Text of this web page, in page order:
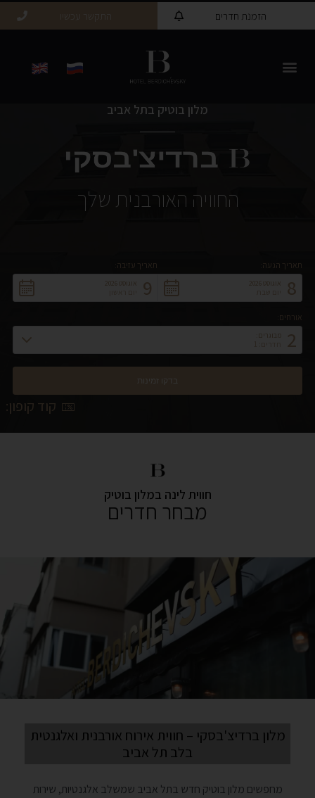
הזמנת חדרים התקשר עכשיו
מלון בוטיק בתל אביב
החוויה האורבנית שלך
תאריך הגעה:
8 אוגוסט 2026
תאריך עזיבה:
9 אוגוסט 2026
אורחים:
2 מבוגרים:
קוד קופון:
חווית לינה במלון בוטיק
מבחר חדרים
מלון ברדיצ'בסקי – חווית אירוח אורבנית ואלגנטית
בלב תל אביב
מחפשים מלון בוטיק חדש בתל אביב שמשלב אלגנטיות, שירות